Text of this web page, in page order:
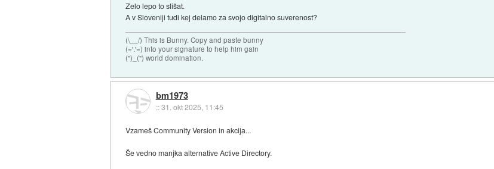
Zelo lepo to slišat.
A v Sloveniji tudi kej delamo za svojo digitalno suverenost?
(\__/) This is Bunny. Copy and paste bunny
(='.'=) into your signature to help him gain
(")_(") world domination.
bm1973
::31. okt 2025, 11:45
Vzameš Community Version in akcija...
Še vedno manjka alternative Active Directory.